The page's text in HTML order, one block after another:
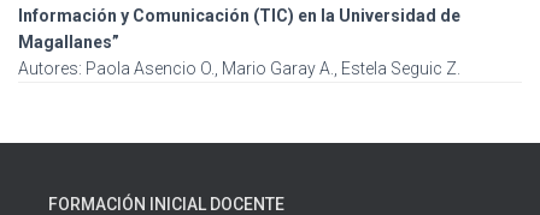
Información y Comunicación (TIC) en la Universidad de
Magallanes”
Autores: Paola Asencio O., Mario Garay A., Estela Seguic Z.
FORMACIÓN INICIAL DOCENTE